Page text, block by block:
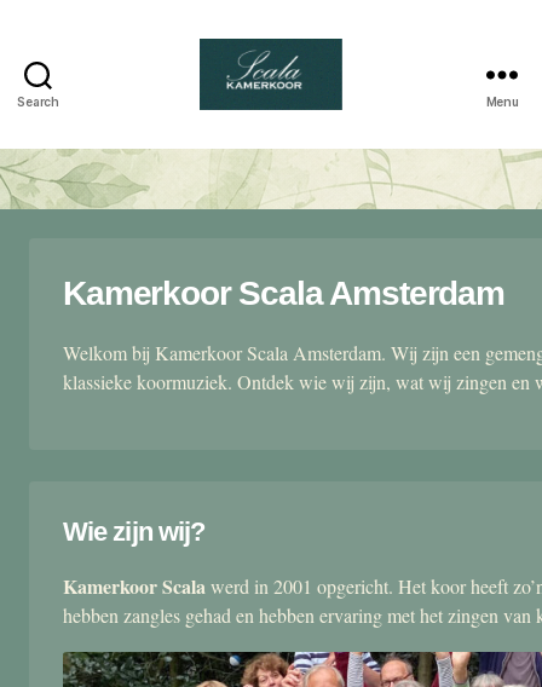
Search
kamerkoor
Menu
Kamerkoor Scala Amsterdam
Welkom bij Kamerkoor Scala Amsterdam. Wij zijn een
klassieke koormuziek. Ontdek wie wij zijn, wat wij zingen en
Wie zijn wij?
Kamerkoor Scalawerd in 2001 opgericht. Het koor heeft
hebben zangles gehad en hebben ervaring met het zingen van